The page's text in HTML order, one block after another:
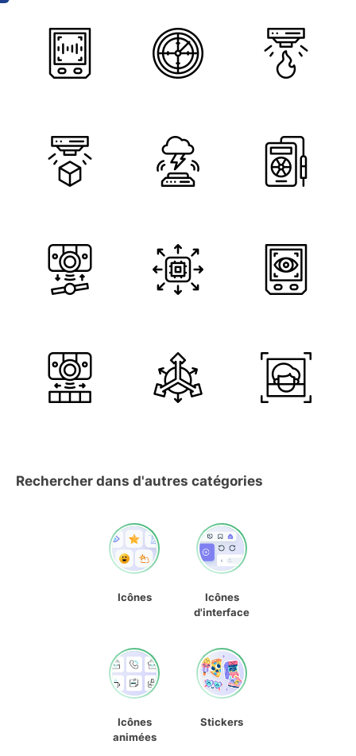
Rechercher dans d'autres catégories
Icônes
Icônes
d'interface
Icônes
animées
Stickers